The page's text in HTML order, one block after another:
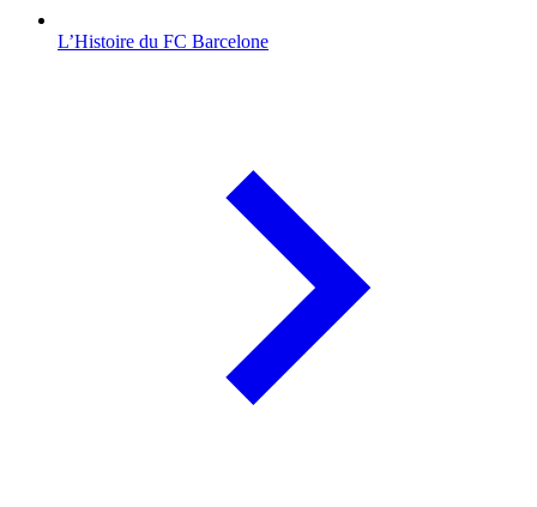
L’Histoire du FC Barcelone